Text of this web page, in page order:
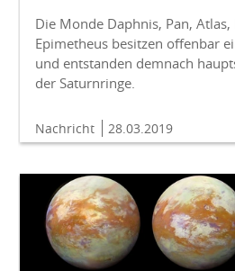
Die Monde Daphnis, Pan,
Epimetheus besitzen offenbar
und entstanden demnach
der Saturnringe.
Nachricht 28.03.2019